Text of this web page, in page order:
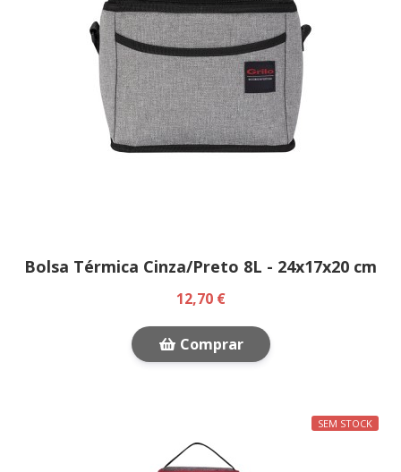
Bolsa Térmica Cinza/Preto 8L - 24x17x20 cm
12,70 €
Comprar
SEM STOCK